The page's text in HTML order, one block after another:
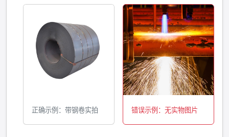
正确示例：带钢卷实拍 错误示例：无实物图片